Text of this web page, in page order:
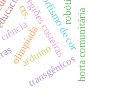
olimpíada
regiões costeirasrobótica
transgênicos
cts. horta comunitária
arduino